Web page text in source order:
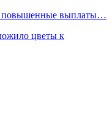
повышенные выплаты…
цветы к